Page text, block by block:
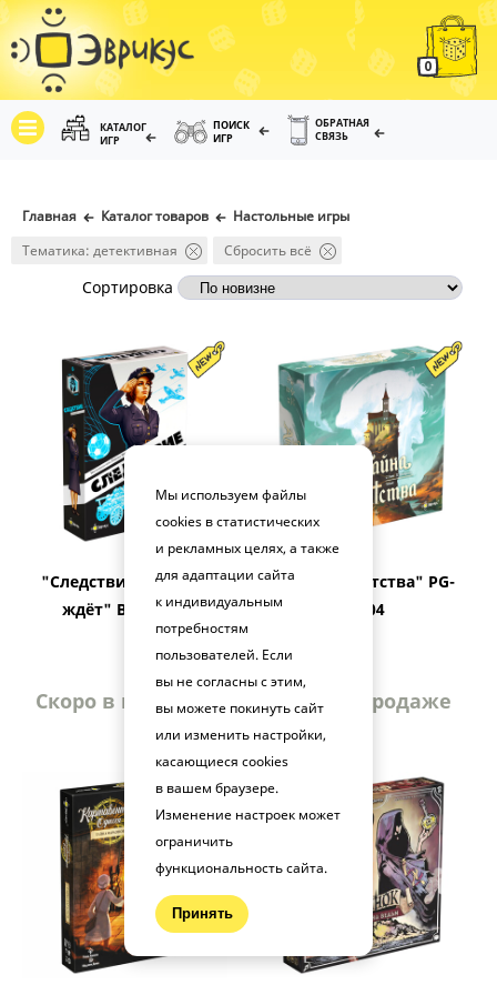
0
КАТАЛОГ
ИГР
ПОИСК
ИГР
ОБРАТНАЯ
СВЯЗЬ
Главная Каталог товаров
Настольные игры
Тематика: детективная
Сбросить всё
Сортировка
"Следствие. Дело не
ждёт" BG-14003
Скоро в продаже
"Тайна Аббатства" PG-
17404
Скоро в продаже
Мы используем файлы
cookies в статистических
и рекламных целях, а также
для адаптации сайта
к индивидуальным
потребностям
пользователей. Если
вы не согласны с этим,
вы можете покинуть сайт
или изменить настройки,
касающиеся cookies
в вашем браузере.
Изменение настроек может
ограничить
функциональность сайта.
Принять